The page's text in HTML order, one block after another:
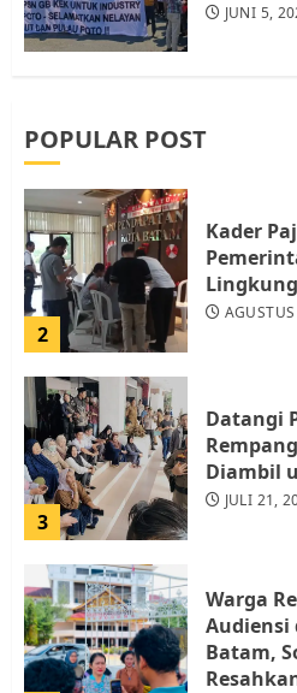
JUNI 5,
POPULAR POST
1
2
Kader
3
Datangi
Diambil
JULI 21,
Warga
Audiensi
Batam,